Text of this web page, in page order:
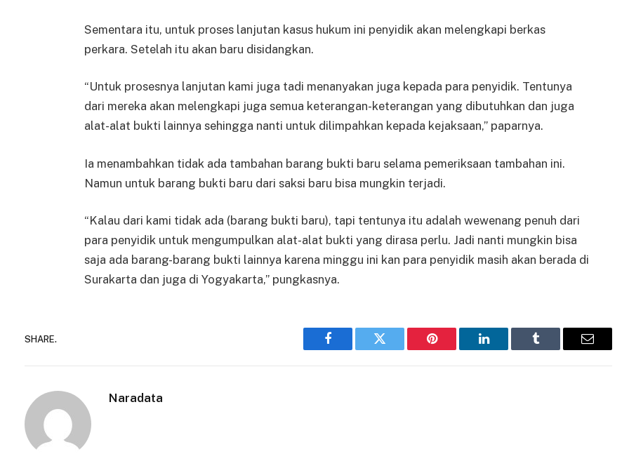
Sementara itu, untuk proses lanjutan kasus hukum ini penyidik akan melengkapi berkas
perkara. Setelah itu akan baru disidangkan.
“Untuk prosesnya lanjutan kami juga tadi menanyakan juga kepada para penyidik. Tentunya
dari mereka akan melengkapi juga semua keterangan-keterangan yang dibutuhkan dan juga
alat-alat bukti lainnya sehingga nanti untuk dilimpahkan kepada kejaksaan,” paparnya.
Ia menambahkan tidak ada tambahan barang bukti baru selama pemeriksaan tambahan ini.
Namun untuk barang bukti baru dari saksi baru bisa mungkin terjadi.
“Kalau dari kami tidak ada (barang bukti baru), tapi tentunya itu adalah wewenang penuh dari
para penyidik untuk mengumpulkan alat-alat bukti yang dirasa perlu. Jadi nanti mungkin bisa
saja ada barang-barang bukti lainnya karena minggu ini kan para penyidik masih akan berada di
Surakarta dan juga di Yogyakarta,” pungkasnya.
SHARE.
Facebook Twitter Pinterest LinkedIn Tumblr Email
Naradata